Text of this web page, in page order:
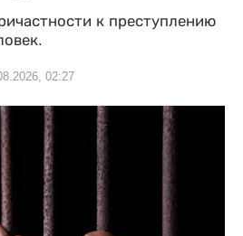
к преступлению
02:27